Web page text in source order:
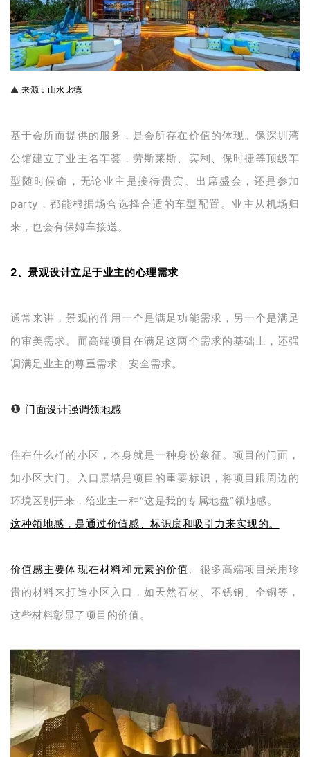
▲来源：山水比德
基于会所而提供的服务，是会所存在价值的体现。像深圳湾
公馆建立了业主名车荟，劳斯莱斯、宾利、保时捷等顶级车
型随时候命，无论业主是接待贵宾、出席盛会，还是参加
party，都能根据场合选择合适的车型配置。业主从机场归
来，也会有保姆车接送。
2、景观设计立足于业主的心理需求
通常来讲，景观的作用一个是满足功能需求，另一个是满足
的审美需求。而高端项目在满足这两个需求的基础上，还强
调满足业主的尊重需求、安全需求。
❶ 门面设计强调领地感
住在什么样的小区，本身就是一种身份象征。项目的门面，
如小区大门、入口景墙是项目的重要标识，将项目跟周边的
环境区别开来，给业主一种“这是我的专属地盘”领地感。
这种领地感，是通过价值感、标识度和吸引力来实现的。
价值感主要体现在材料和元素的价值。 很多高端项目采用珍
贵的材料来打造小区入口，如天然石材、不锈钢、全铜等，
这些材料彰显了项目的价值。